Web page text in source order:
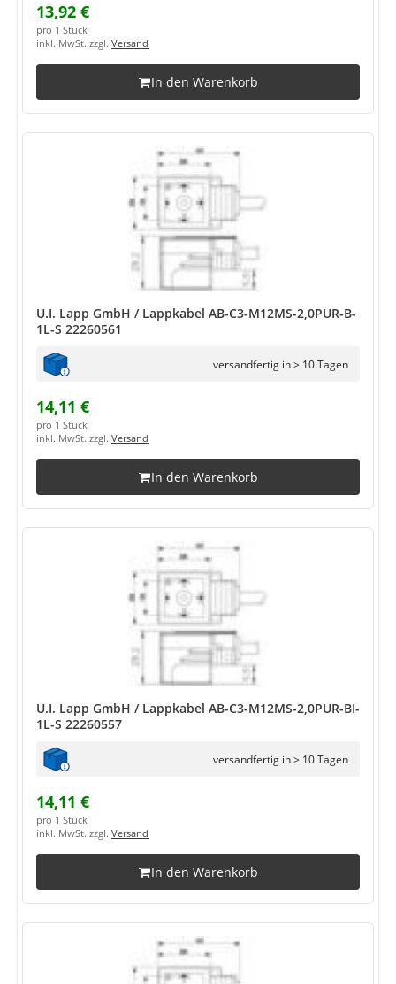
13,92 €
pro 1 Stück
inkl. MwSt. zzgl. Versand
In den Warenkorb
U.I. Lapp GmbH / Lappkabel AB-C3-M12MS-2,0PUR-B-
1L-S 22260561
versandfertig in > 10 Tagen
14,11 €
pro 1 Stück
inkl. MwSt. zzgl. Versand
In den Warenkorb
U.I. Lapp GmbH / Lappkabel AB-C3-M12MS-2,0PUR-BI-
1L-S 22260557
versandfertig in > 10 Tagen
14,11 €
pro 1 Stück
inkl. MwSt. zzgl. Versand
In den Warenkorb